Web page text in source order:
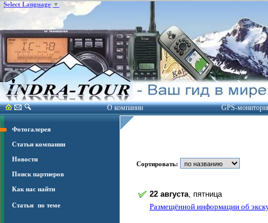
Сортировать:
22 августа, пятница
Размещённой информации об
О компании GPS-
Select Language ▼
Фотогалерея
Статьи компании
Новости
Поиск партнеров
Как нас найти
Статьи по теме